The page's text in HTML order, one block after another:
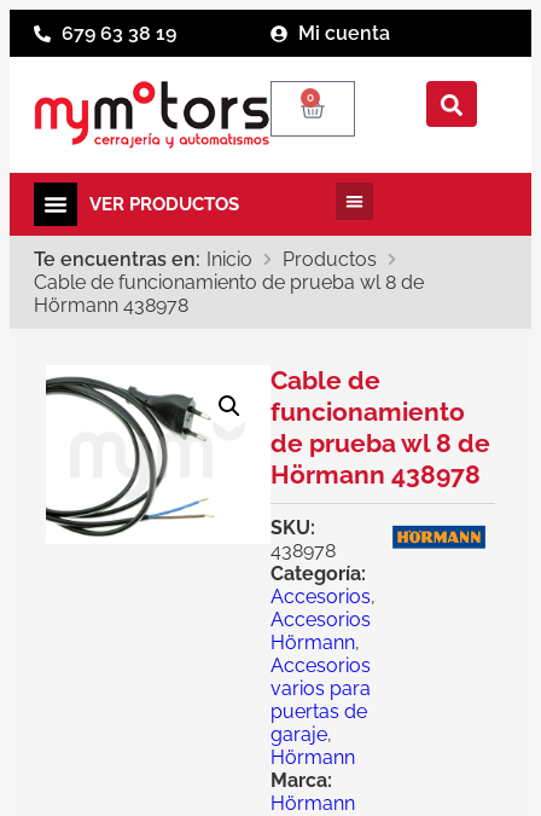
679 63 38 19 Mi cuenta
0
Te encuentras en: Inicio
Productos
Cable de funcionamiento de prueba wl 8 de
Hörmann 438978
Cable de
funcionamiento
de prueba wl 8 de
Hörmann 438978
SKU:
438978
Categoría:
Accesorios,
Accesorios
Hörmann,
Accesorios
varios para
puertas de
garaje,
Hörmann
Marca:
Hörmann